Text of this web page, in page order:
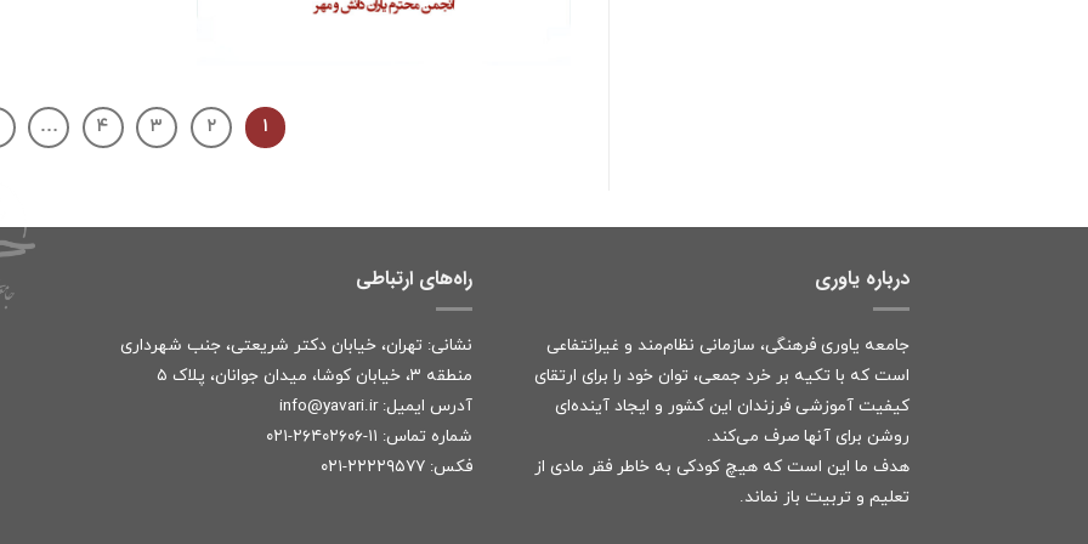
۱ ۲ ۳ ۴ …
درباره یاوری
جامعه یاوری فرهنگی، سازمانی نظام‌مند و غیرانتفاعی
است که با تکیه بر خرد جمعی، توان خود را برای ارتقای
کیفیت آموزشی فرزندان این کشور و ایجاد آینده‌ای
روشن برای آنها صرف می‌کند.
هدف ما این است که هیچ کودکی به خاطر فقر مادی از
تعلیم و تربیت باز نماند.
راه‌های ارتباطی
نشانی: تهران، خیابان دکتر شریعتی، جنب شهرداری
منطقه ۳، خیابان کوشا، میدان جوانان، پلاک ۵
آدرس ایمیل: info@yavari.ir
شماره تماس: ۱۱-۲۶۴۰۲۶۰۶-۰۲۱
فکس: ۲۲۲۲۹۵۷۷-۰۲۱